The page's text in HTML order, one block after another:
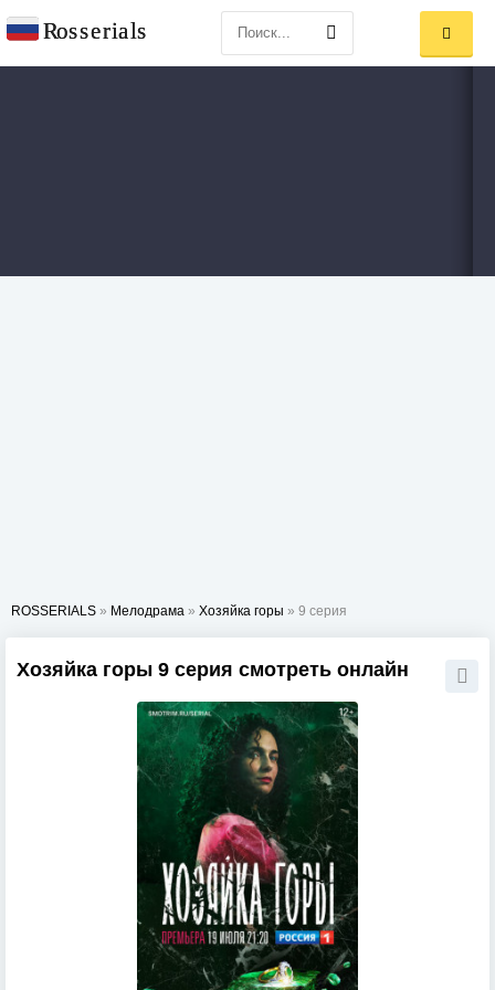
ROSSERIALS » Мелодрама » Хозяйка горы » 9 серия
Хозяйка горы 9 серия смотреть онлайн